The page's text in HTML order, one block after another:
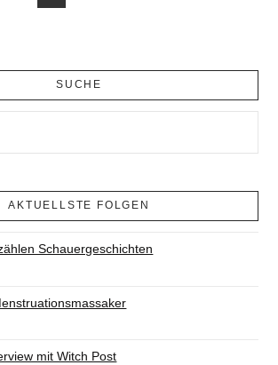
SUCHE
AKTUELLSTE FOLGEN
Schauergeschichten
mit Witch Post